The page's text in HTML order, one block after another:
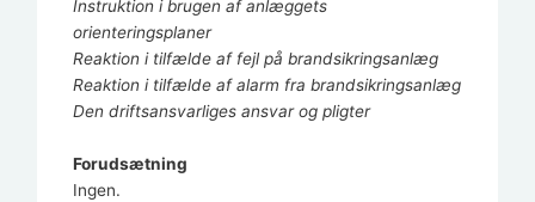
Instruktion i brugen af anlæggets
orienteringsplaner
Reaktion i tilfælde af fejl på brandsikringsanlæg
Reaktion i tilfælde af alarm fra brandsikringsanlæg
Den driftsansvarliges ansvar og pligter
Forudsætning
Ingen.